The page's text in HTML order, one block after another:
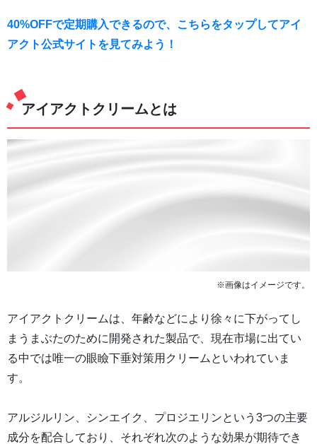
40%OFFで定期購入できるので、こちらをタップしてアイ
アクト公式サイトを見てみよう！
アイアクトクリームとは
※画像はイメージです。
アイアクトクリームは、年齢などにより徐々に下がってし
まうまぶたのために開発された製品で、現在市場に出てい
る中では唯一の眼瞼下垂対策用クリームといわれていま
す。
アルジルリン、シンエイク、プロジエリンという3つの主要
成分を配合しており、それぞれ次のような効果が期待でき